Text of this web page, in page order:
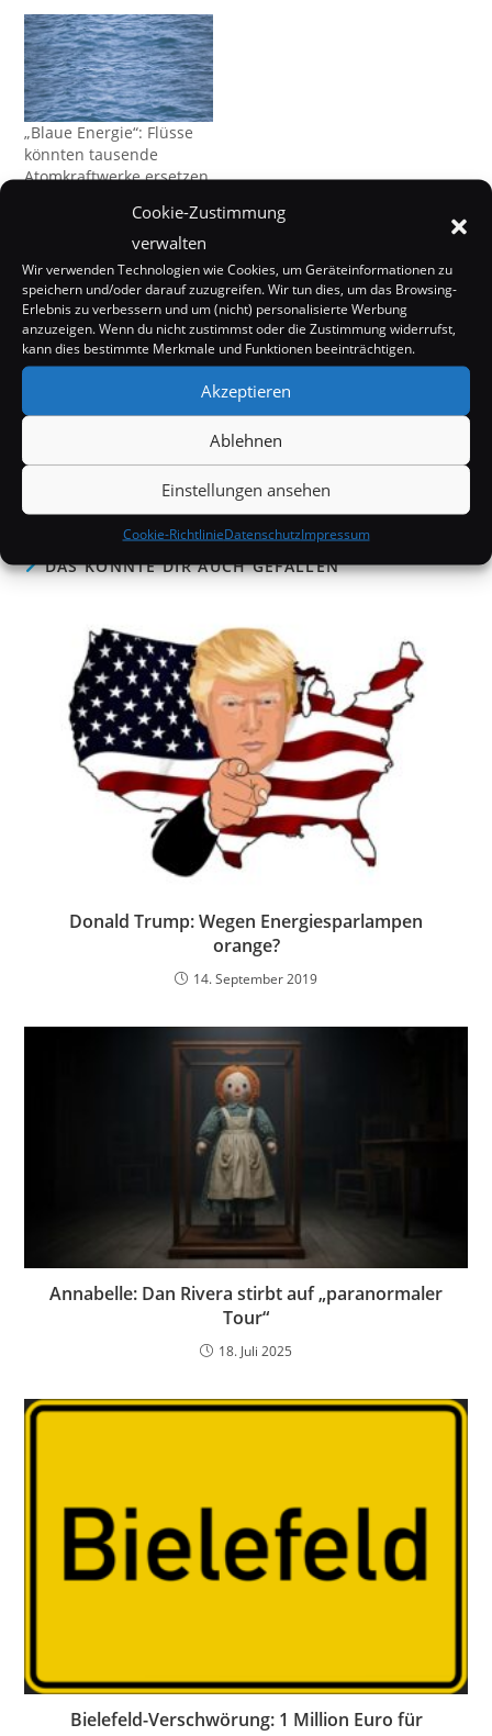
Cookie-Zustimmung
verwalten
Wir verwenden Technologien wie Cookies, um Geräteinformationen zu
speichern und/oder darauf zuzugreifen. Wir tun dies, um das Browsing-
Erlebnis zu verbessern und um (nicht) personalisierte Werbung
anzuzeigen. Wenn du nicht zustimmst oder die Zustimmung widerrufst,
kann dies bestimmte Merkmale und Funktionen beeinträchtigen.
Akzeptieren
Ablehnen
Einstellungen ansehen
Cookie-RichtlinieDatenschutzImpressum
„Blaue Energie“: Flüsse
könnten tausende
Atomkraftwerke ersetzen
In "Wissenschaft"
DAS KÖNNTE DIR AUCH GEFALLEN
Donald Trump: Wegen Energiesparlampen
orange?
14. September 2019
Annabelle: Dan Rivera stirbt auf „paranormaler
Tour“
18. Juli 2025
Bielefeld-Verschwörung: 1 Million Euro für